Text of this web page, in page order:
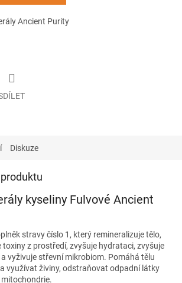
Ancient Purity
Diskuze
kyseliny Fulvové Ancient
stravy číslo 1, který remineralizuje tělo,
toxiny z prostředí, zvyšuje hydrataci, zvyšuje
vyživuje střevní mikrobiom. Pomáhá tělu
využívat živiny, odstraňovat odpadní látky
mitochondrie.